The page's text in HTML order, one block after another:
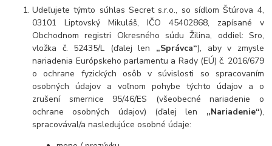
Udeľujete týmto súhlas Secret s.r.o., so sídlom Štúrova 4,
03101 Liptovský Mikuláš, IČO 45402868, zapísané v
Obchodnom registri Okresného súdu Žilina, oddiel: Sro,
vložka č. 52435/L (ďalej len „Správca“), aby v zmysle
nariadenia Európskeho parlamentu a Rady (EÚ) č. 2016/679
o ochrane fyzických osôb v súvislosti so spracovaním
osobných údajov a voľnom pohybe týchto údajov a o
zrušení smernice 95/46/ES (všeobecné nariadenie o
ochrane osobných údajov) (ďalej len „Nariadenie“),
spracovával/a nasledujúce osobné údaje: